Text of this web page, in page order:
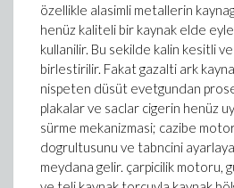
özellikle alasimli metallerin
henüz kaliteli bir kaynak elde
kullanilir. Bu sekilde kalin kesitli
birlestirilir. Fakat gazalti ark
nispeten düsüt evetgundan
plakalar ve saclar cigerin henüz
sürme mekanizmasi; cazibe
dogrultusunu ve tabncini
meydana gelir. çarpicilik motoru,